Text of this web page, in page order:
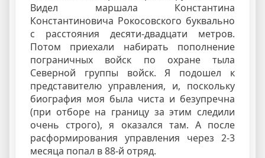
Видел маршала Константина
Константиновича Рокосовского буквально
с расстояния десяти-двадцати метров.
Потом приехали набирать пополнение
пограничных войск по охране тыла
Северной группы войск. Я подошел к
представителю управления, и, поскольку
биография моя была чиста и безупречна
(при отборе на границу за этим следили
очень строго), я оказался там. А после
расформирования управления через 2-3
месяца попал в 88-й отряд.